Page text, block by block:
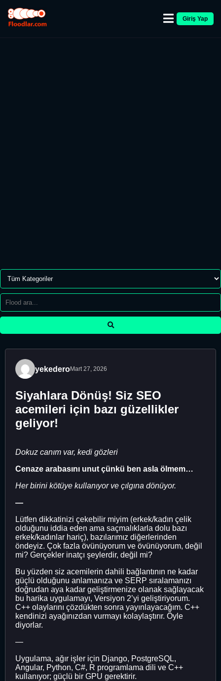
Giriş Yap
yekederoMart 27, 2026
Siyahlara Dönüş! Siz SEO
acemileri için bazı güzellikler
geliyor!
Dokuz canım var, kedi gözleri
Cenaze arabasını unut çünkü ben asla ölmem…
Her birini kötüye kullanıyor ve çılgına dönüyor.
—
Lütfen dikkatinizi çekebilir miyim (erkek/kadın çelik
olduğunu iddia eden ama saçmalıklarla dolu bazı
erkek/kadınlar hariç), bazılarımız diğerlerinden
öndeyiz. Çok fazla övünüyorum ve övünüyorum, değil
mi? Gerçekler inatçı şeylerdir, değil mi?
Bu yüzden siz acemilerin dahili bağlantının ne kadar
güçlü olduğunu anlamanıza ve SERP sıralamanızı
doğrudan aya kadar geliştirmenize olanak sağlayacak
bu harika uygulamayı, Versiyon 2’yi geliştiriyorum.
C++ olaylarını çözdükten sonra yayınlayacağım. C++
kendinizi ayağınızdan vurmayı kolaylaştırır. Öyle
diyorlar.
—
Uygulama, ağır işler için Django, PostgreSQL,
Angular, Python, C#, R programlama dili ve C++
kullanıyor; güçlü bir GPU gerektirir.